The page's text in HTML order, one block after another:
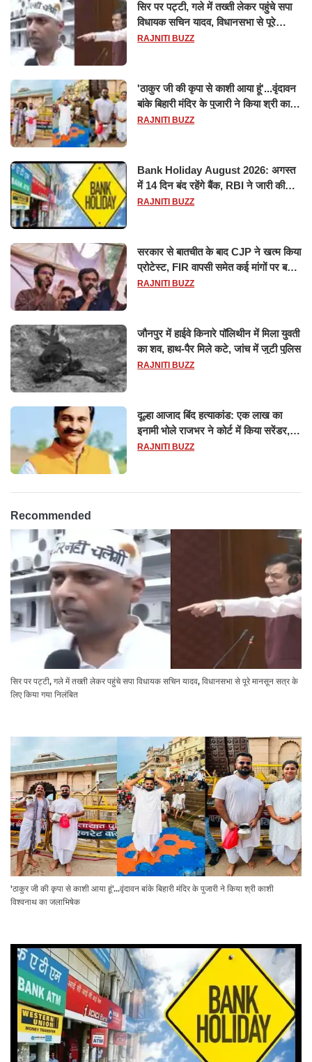
सिर पर पट्टी, गले में तख्ती लेकर पहुंचे सपा
विधायक सचिन यादव, विधानसभा से पूरे
मानसून सत्र के लिए किया गया निलंबित
RAJNITI BUZZ
'ठाकुर जी की कृपा से काशी आया हूं'...वृंदावन
बांके बिहारी मंदिर के पुजारी ने किया श्री काशी
विश्वनाथ का जलाभिषेक
RAJNITI BUZZ
Bank Holiday August 2026: अगस्त
में 14 दिन बंद रहेंगे बैंक, RBI ने जारी की
छुट्टियों की लिस्ट​​​​​​​
RAJNITI BUZZ
सरकार से बातचीत के बाद CJP ने खत्म किया
प्रोटेस्ट, FIR वापसी समेत कई मांगों पर बनी
सहमति
RAJNITI BUZZ
जौनपुर में हाईवे किनारे पॉलिथीन में मिला युवती
का शव, हाथ-पैर मिले कटे, जांच में जुटी पुलिस
RAJNITI BUZZ
दूल्हा आजाद बिंद हत्याकांड: एक लाख का
इनामी भोले राजभर ने कोर्ट में किया सरेंडर,
14 दिन के लिए भेजा गया जेल
RAJNITI BUZZ
Recommended
सिर पर पट्टी, गले में तख्ती लेकर पहुंचे सपा विधायक सचिन यादव, विधानसभा से पूरे मानसून सत्र के
लिए किया गया निलंबित
'ठाकुर जी की कृपा से काशी आया हूं'...वृंदावन बांके बिहारी मंदिर के पुजारी ने किया श्री काशी
विश्वनाथ का जलाभिषेक